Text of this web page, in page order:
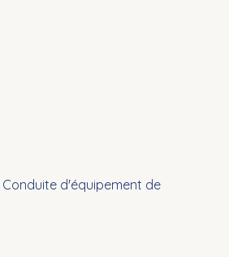
Conduite d'équipement de